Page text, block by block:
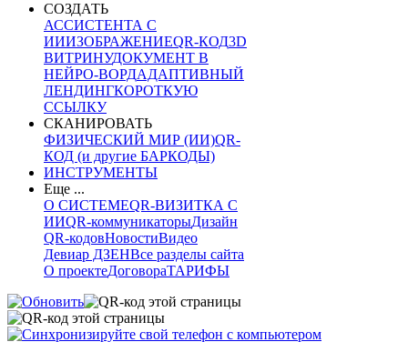
СОЗДАТЬ
АССИСТЕНТА С
ИИИЗОБРАЖЕНИЕQR-КОД3D
ВИТРИНУДОКУМЕНТ В
НЕЙРО-ВОРДАДАПТИВНЫЙ
ЛЕНДИНГКОРОТКУЮ
ССЫЛКУ
СКАНИРОВАТЬ
ФИЗИЧЕСКИЙ МИР (ИИ)QR-
КОД (и другие БАРКОДЫ)
ИНСТРУМЕНТЫ
Еще ...
О СИСТЕМЕQR-ВИЗИТКА С
ИИQR-коммуникаторыДизайн
QR-кодовНовостиВидео
Девиар ДЗЕНВсе разделы сайта
О проектеДоговораТАРИФЫ